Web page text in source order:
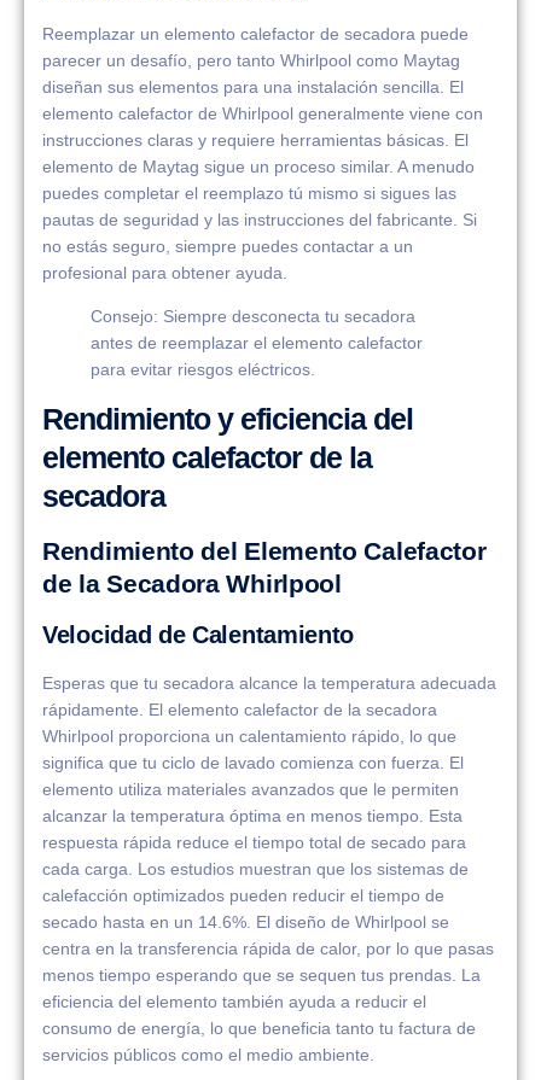
Reemplazar un elemento calefactor de secadora puede
parecer un desafío, pero tanto Whirlpool como Maytag
diseñan sus elementos para una instalación sencilla. El
elemento calefactor de Whirlpool generalmente viene con
instrucciones claras y requiere herramientas básicas. El
elemento de Maytag sigue un proceso similar. A menudo
puedes completar el reemplazo tú mismo si sigues las
pautas de seguridad y las instrucciones del fabricante. Si
no estás seguro, siempre puedes contactar a un
profesional para obtener ayuda.
Consejo: Siempre desconecta tu secadora
antes de reemplazar el elemento calefactor
para evitar riesgos eléctricos.
Rendimiento y eficiencia del
elemento calefactor de la
secadora
Rendimiento del Elemento Calefactor
de la Secadora Whirlpool
Velocidad de Calentamiento
Esperas que tu secadora alcance la temperatura adecuada
rápidamente. El elemento calefactor de la secadora
Whirlpool proporciona un calentamiento rápido, lo que
significa que tu ciclo de lavado comienza con fuerza. El
elemento utiliza materiales avanzados que le permiten
alcanzar la temperatura óptima en menos tiempo. Esta
respuesta rápida reduce el tiempo total de secado para
cada carga. Los estudios muestran que los sistemas de
calefacción optimizados pueden reducir el tiempo de
secado hasta en un 14.6%. El diseño de Whirlpool se
centra en la transferencia rápida de calor, por lo que pasas
menos tiempo esperando que se sequen tus prendas. La
eficiencia del elemento también ayuda a reducir el
consumo de energía, lo que beneficia tanto tu factura de
servicios públicos como el medio ambiente.